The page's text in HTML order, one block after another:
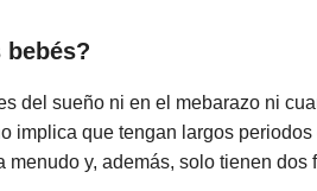
bebés?
del sueño ni en el mebarazo ni
implica que tengan largos
y, además, solo tienen